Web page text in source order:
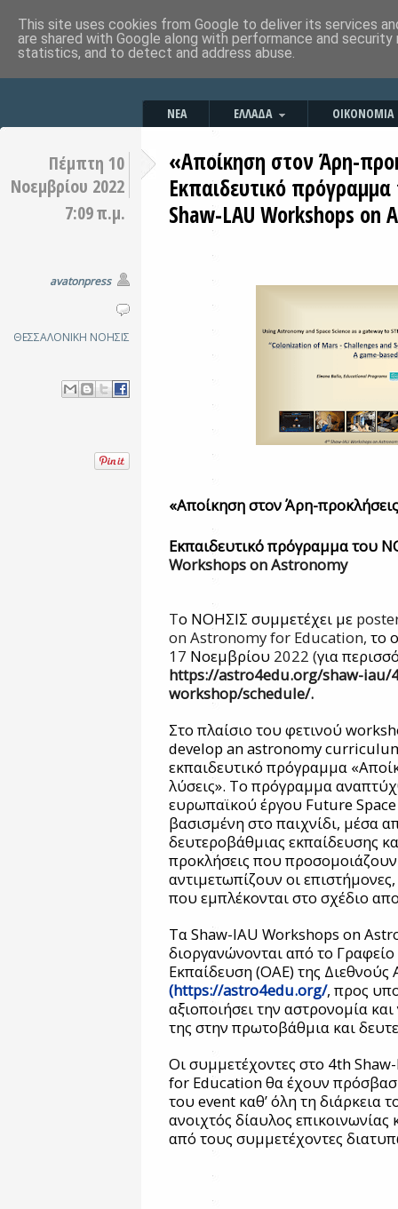
ΝΕΑ ΕΛΛΑΔΑ ΟΙΚΟΝΟΜΙΑ
Πέμπτη 10
Νοεμβρίου 2022
7:09 π.μ.
avatonpress
ΘΕΣΣΑΛΟΝΙΚΗ ΝΟΗΣΙΣ
«Αποίκηση στον Άρη-
Εκπαιδευτικό
Shaw-LAU Workshops on
«Αποίκηση στον Άρη-
Εκπαιδευτικό πρόγραμμα του
WorkshopsonAstronomy
Tο ΝΟΗΣΙΣ συμμετέχει με
on Astronomy for Education, το
17 Νοεμβρίου 2022 (για
https://astro4edu.org/shaw-iau/
workshop/schedule/.
Στο πλαίσιο του φετινού
develop an astronomy
εκπαιδευτικό πρόγραμμα
λύσεις». Το πρόγραμμα
ευρωπαϊκού έργου Future Space
βασισμένη στο παιχνίδι, μέσα
δευτεροβάθμιας εκπαίδευσης
προκλήσεις που προσομοιάζουν
αντιμετωπίζουν οι
που εμπλέκονται στο σχέδιο
Τα Shaw-IAU Workshops on
διοργανώνονται από το
Εκπαίδευση (OAE) της
(https://astro4edu.org/, προς
αξιοποιήσει την αστρονομία
της στην πρωτοβάθμια και
Οι συμμετέχοντες στο 4th
for Education θα έχουν
του event καθ’ όλη τη διάρκεια
ανοιχτός δίαυλος
από τους συμμετέχοντες
This site uses cookies from Google to deliver its services
are shared with Google along with performance and
statistics, and to detect and address abuse.